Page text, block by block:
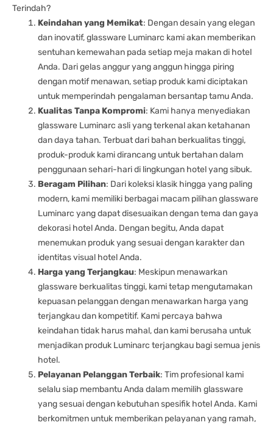
Terindah?
Keindahan yang Memikat: Dengan desain yang elegan
dan inovatif, glassware Luminarc kami akan memberikan
sentuhan kemewahan pada setiap meja makan di hotel
Anda. Dari gelas anggur yang anggun hingga piring
dengan motif menawan, setiap produk kami diciptakan
untuk memperindah pengalaman bersantap tamu Anda.
Kualitas Tanpa Kompromi: Kami hanya menyediakan
glassware Luminarc asli yang terkenal akan ketahanan
dan daya tahan. Terbuat dari bahan berkualitas tinggi,
produk-produk kami dirancang untuk bertahan dalam
penggunaan sehari-hari di lingkungan hotel yang sibuk.
Beragam Pilihan: Dari koleksi klasik hingga yang paling
modern, kami memiliki berbagai macam pilihan glassware
Luminarc yang dapat disesuaikan dengan tema dan gaya
dekorasi hotel Anda. Dengan begitu, Anda dapat
menemukan produk yang sesuai dengan karakter dan
identitas visual hotel Anda.
Harga yang Terjangkau: Meskipun menawarkan
glassware berkualitas tinggi, kami tetap mengutamakan
kepuasan pelanggan dengan menawarkan harga yang
terjangkau dan kompetitif. Kami percaya bahwa
keindahan tidak harus mahal, dan kami berusaha untuk
menjadikan produk Luminarc terjangkau bagi semua jenis
hotel.
Pelayanan Pelanggan Terbaik: Tim profesional kami
selalu siap membantu Anda dalam memilih glassware
yang sesuai dengan kebutuhan spesifik hotel Anda. Kami
berkomitmen untuk memberikan pelayanan yang ramah,